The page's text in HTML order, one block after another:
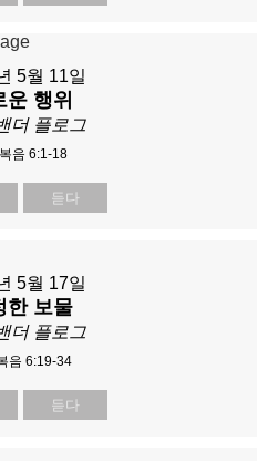
5월 11일
운 행위
더 플로그
음 6:1-18
듣다
5월 17일
한 보물
더 플로그
음 6:19-34
듣다